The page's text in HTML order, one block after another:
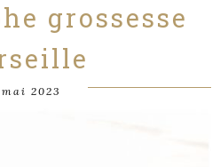
grossesse
2023